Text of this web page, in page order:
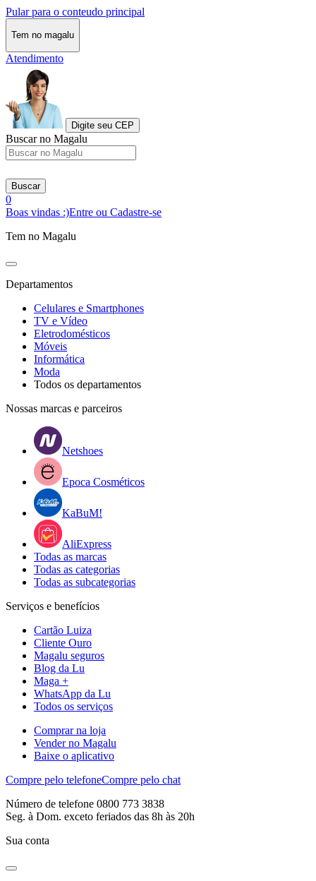
Pular para o conteudo principal
Tem no magalu
Atendimento
Digite seu CEP
Buscar no Magalu
Buscar
0
Boas vindas :)Entre ou Cadastre-se
Tem no Magalu
Departamentos
Celulares e Smartphones
TV e Vídeo
Eletrodomésticos
Móveis
Informática
Moda
Todos os departamentos
Nossas marcas e parceiros
Netshoes
Epoca Cosméticos
KaBuM!
AliExpress
Todas as marcas
Todas as categorias
Todas as subcategorias
Serviços e benefícios
Cartão Luiza
Cliente Ouro
Magalu seguros
Blog da Lu
Maga +
WhatsApp da Lu
Todos os serviços
Comprar na loja
Vender no Magalu
Baixe o aplicativo
Compre pelo telefoneCompre pelo chat
Número de telefone 0800 773 3838
Seg. à Dom. exceto feriados das 8h às 20h
Sua conta